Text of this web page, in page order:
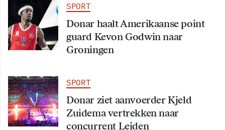
SPORT
Donar haalt Amerikaanse point
guard Kevon Godwin naar
Groningen
SPORT
Donar ziet aanvoerder Kjeld
Zuidema vertrekken naar
concurrent Leiden